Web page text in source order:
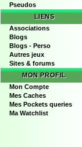
Pseudos
LIENS
Associations
Blogs
Blogs - Perso
Autres jeux
Sites & forums
MON PROFIL
Mon Compte
Mes Caches
Mes Pockets queries
Ma Watchlist